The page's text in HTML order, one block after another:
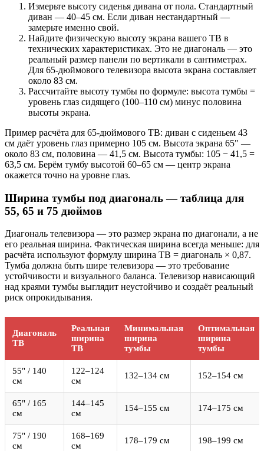
Измерьте высоту сиденья дивана от пола. Стандартный
диван — 40–45 см. Если диван нестандартный —
замерьте именно свой.
Найдите физическую высоту экрана вашего ТВ в
технических характеристиках. Это не диагональ — это
реальный размер панели по вертикали в сантиметрах.
Для 65-дюймового телевизора высота экрана составляет
около 83 см.
Рассчитайте высоту тумбы по формуле: высота тумбы =
уровень глаз сидящего (100–110 см) минус половина
высоты экрана.
Пример расчёта для 65-дюймового ТВ: диван с сиденьем 43
см даёт уровень глаз примерно 105 см. Высота экрана 65" —
около 83 см, половина — 41,5 см. Высота тумбы: 105 − 41,5 =
63,5 см. Берём тумбу высотой 60–65 см — центр экрана
окажется точно на уровне глаз.
Ширина тумбы под диагональ — таблица для
55, 65 и 75 дюймов
Диагональ телевизора — это размер экрана по диагонали, а не
его реальная ширина. Фактическая ширина всегда меньше: для
расчёта используют формулу ширина ТВ = диагональ × 0,87.
Тумба должна быть шире телевизора — это требование
устойчивости и визуального баланса. Телевизор нависающий
над краями тумбы выглядит неустойчиво и создаёт реальный
риск опрокидывания.
Диагональ
ТВ
Реальная
ширина
ТВ
Минимальная
ширина
тумбы
Оптимальная
ширина
тумбы
55" / 140
см
122–124
см
132–134 см 152–154 см
65" / 165
см
144–145
см
154–155 см 174–175 см
75" / 190
см
168–169
см
178–179 см 198–199 см